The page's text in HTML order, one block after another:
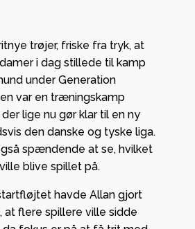
trøjer, friske fra tryk, at
i dag stillede til kamp
under Generation
var en træningskamp
lige nu gør klar til en ny
den danske og tyske liga.
spændende at se, hvilket
blive spillet på.
havde Allan gjort
flere spillere ville sidde